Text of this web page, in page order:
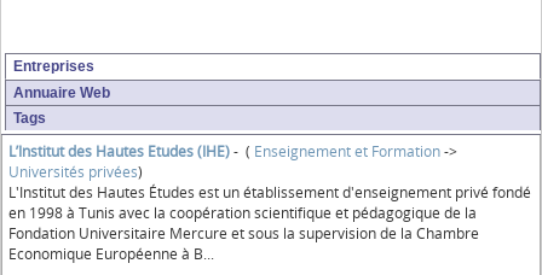
Entreprises
Annuaire Web
Tags
L’Institut des Hautes Etudes (IHE)- ( Enseignement et Formation->
Universités privées)
L'Institut des Hautes Études est un établissement d'enseignement privé fondé
en 1998 à Tunis avec la coopération scientifique et pédagogique de la
Fondation Universitaire Mercure et sous la supervision de la Chambre
Economique Européenne à B...